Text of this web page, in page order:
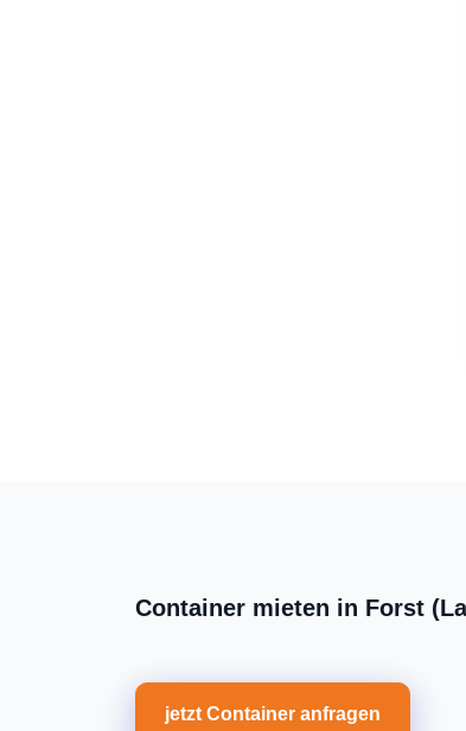
Container mieten in Forst
jetzt Container anfragen